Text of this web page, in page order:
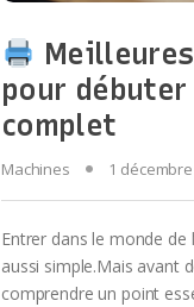
pour
complet
Machines 1 décembre
Entrer dans le monde de
aussi simple.Mais avant
comprendre un point